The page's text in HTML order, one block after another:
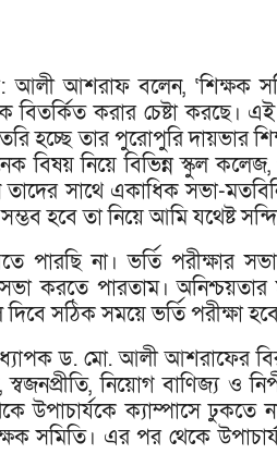
আলী আশরাফ বলেন, ‘শিক্ষক
করার চেষ্টা করছে। এই
হচ্ছে তার পুরোপুরি দায়ভার
বিষয় নিয়ে বিভিন্ন স্কুল
তাদের সাথে একাধিক সভা-
হবে তা নিয়ে আমি যথেষ্ট
পারছি না। ভর্তি পরীক্ষার
করতে পারতাম।
সঠিক সময়ে ভর্তি পরীক্ষা
ড. মো. আলী আশরাফের
স্বজনপ্রীতি, নিয়োগ বাণিজ্য ও
ক্যাম্পাসে ঢুকতে না
সমিতি। এর পর থেকে